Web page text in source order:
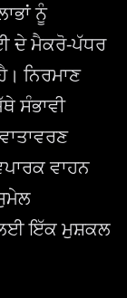
ਨੂੰ
ਦੇ ਮੈਕਰੋ-ਪੱਧਰ
ਨਿਰਮਾਣ
ਸੰਭਾਵੀ
ਵਾਹਨ
ਇੱਕ ਮੁਸ਼ਕਲ